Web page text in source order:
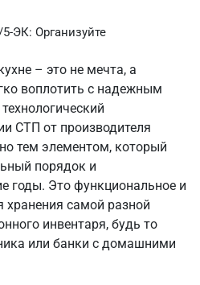
ЭК: Организуйте
– это не мечта, а
воплотить с надежным
СТП от производителя
тем элементом, который
порядок и
годы. Это функциональное и
хранения самой разной
инвентаря, будь то
или банки с домашними